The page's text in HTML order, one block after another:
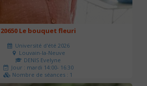
20650 Le bouquet fleuri
Université d'été 2026
Louvain-la-Neuve
DENIS Evelyne
Jour : mardi 14:00- 16:30
Nombre de séances : 1
60 €